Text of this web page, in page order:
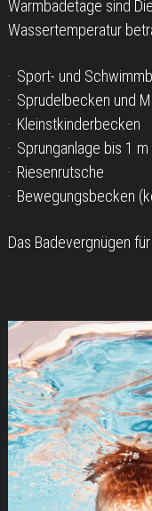
Warmbadetage sind
Wassertemperatur
Sport- und
Sprudelbecken und
Kleinstkinderbecken
Sprunganlage bis 1 m
Riesenrutsche
Bewegungsbecken
Das Badevergnügen